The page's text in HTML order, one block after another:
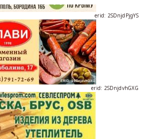
erid: 2SDnjdvhGXG